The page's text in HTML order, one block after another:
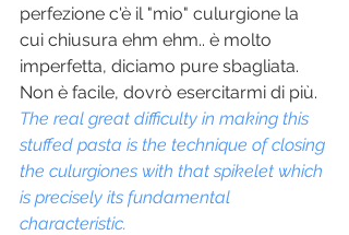
perfezione c'è il "mio" culurgione la
cui chiusura ehm ehm.. è molto
imperfetta, diciamo pure sbagliata.
Non è facile, dovrò esercitarmi di più.
The real great difficulty in making this
stuffed pasta is the technique of closing
the culurgiones with that spikelet which
is precisely its fundamental
characteristic.